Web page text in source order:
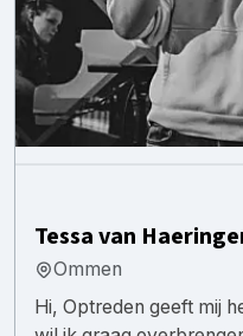
Tessa van
Ommen
Hi, Optreden geeft mij